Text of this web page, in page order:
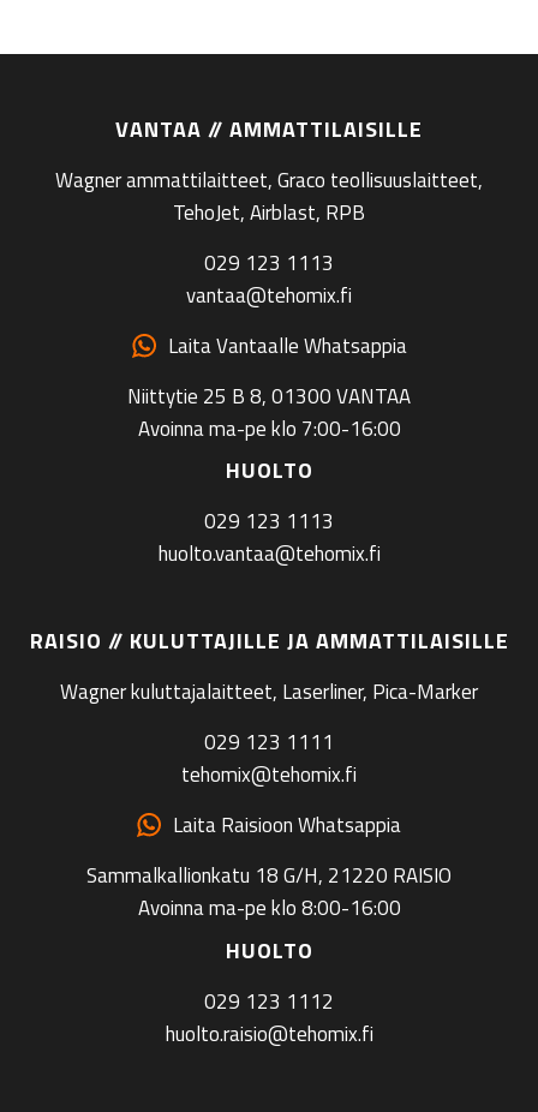
VANTAA // AMMATTILAISILLE
Wagner ammattilaitteet, Graco teollisuuslaitteet,
TehoJet, Airblast, RPB
029 123 1113
vantaa@tehomix.fi
Laita Vantaalle Whatsappia
Niittytie 25 B 8, 01300 VANTAA
Avoinna ma-pe klo 7:00-16:00
HUOLTO
029 123 1113
huolto.vantaa@tehomix.fi
RAISIO // KULUTTAJILLE JA AMMATTILAISILLE
Wagner kuluttajalaitteet, Laserliner, Pica-Marker
029 123 1111
tehomix@tehomix.fi
Laita Raisioon Whatsappia
Sammalkallionkatu 18 G/H, 21220 RAISIO
Avoinna ma-pe klo 8:00-16:00
HUOLTO
029 123 1112
huolto.raisio@tehomix.fi